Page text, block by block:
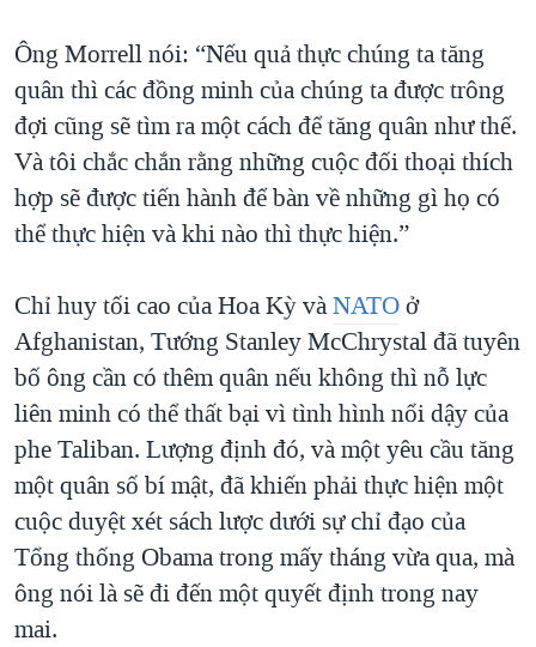
TRỊNH VĨNH BÌNH VS. CHÍNH PHỦ VIỆT NAM
NGƯ DÂN VIỆT VÀ LÀN SÓNG TRỘM HẢI SÂM
BÊN KIA QUỐC LỘ: TIẾNG VỌNG TỪ NÔNG THÔN MỸ
QUAN HỆ VIỆT MỸ
Ông Morrell nói: “Nếu quả thực chúng ta tăng
quân thì các đồng minh của chúng ta được trông
đợi cũng sẽ tìm ra một cách để tăng quân như thế.
Và tôi chắc chắn rằng những cuộc đối thoại thích
hợp sẽ được tiến hành để bàn về những gì họ có
thể thực hiện và khi nào thì thực hiện.”
Chỉ huy tối cao của Hoa Kỳ vàNATOở
Afghanistan, Tướng Stanley McChrystal đã tuyên
bố ông cần có thêm quân nếu không thì nỗ lực
liên minh có thể thất bại vì tình hình nổi dậy của
phe Taliban. Lượng định đó, và một yêu cầu tăng
một quân số bí mật, đã khiến phải thực hiện một
cuộc duyệt xét sách lược dưới sự chỉ đạo của
Tổng thống Obama trong mấy tháng vừa qua, mà
ông nói là sẽ đi đến một quyết định trong nay
mai.